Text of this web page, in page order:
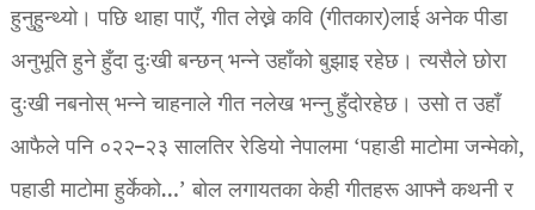
हुनुहुन्थ्यो। पछि थाहा पाएँ, गीत लेख्ने कवि (गीतकार)लाई अनेक पीडा
अनुभूति हुने हुँदा दुःखी बन्छन् भन्ने उहाँको बुझाइ रहेछ। त्यसैले छोरा
दुःखी नबनोस् भन्ने चाहनाले गीत नलेख भन्नु हुँदोरहेछ। उसो त उहाँ
आफैले पनि ०२२–२३ सालतिर रेडियो नेपालमा ‘पहाडी माटोमा जन्मेको,
पहाडी माटोमा हुर्केको…’ बोल लगायतका केही गीतहरू आफ्नै कथनी र